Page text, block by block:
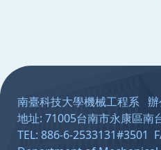
南臺科技大學機械工程系 辦
地址: 71005台南市永康區南
TEL: 886-6-2533131#3501